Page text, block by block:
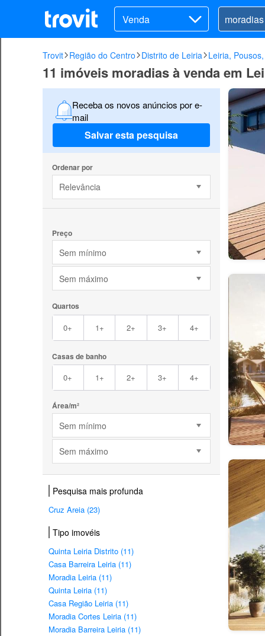
Venda
Trovit Região do Centro Distrito de Leiria Leiria,
11 imóveis moradias à venda em
Receba os novos anúncios por e-
mail
Salvar esta pesquisa
Ordenar por
Relevância
Preço
Sem mínimo
Sem máximo
Quartos
0+ 1+ 2+ 3+ 4+
Casas de banho
0+ 1+ 2+ 3+ 4+
Área/m²
Sem mínimo
Sem máximo
Pesquisa mais profunda
Cruz Areia (23)
Tipo imovéis
Quinta Leiria Distrito (11)
Casa Barreira Leiria (11)
Moradia Leiria (11)
Quinta Leiria (11)
Casa Região Leiria (11)
Moradia Cortes Leiria (11)
Moradia Barreira Leiria (11)